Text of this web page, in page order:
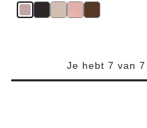
e
s
Je hebt 7 van